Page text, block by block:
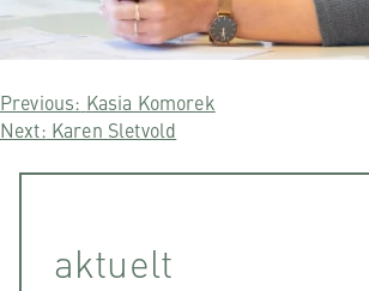
Post
navigation
Previous: Kasia Komorek
Next: Karen Sletvold
aktuelt